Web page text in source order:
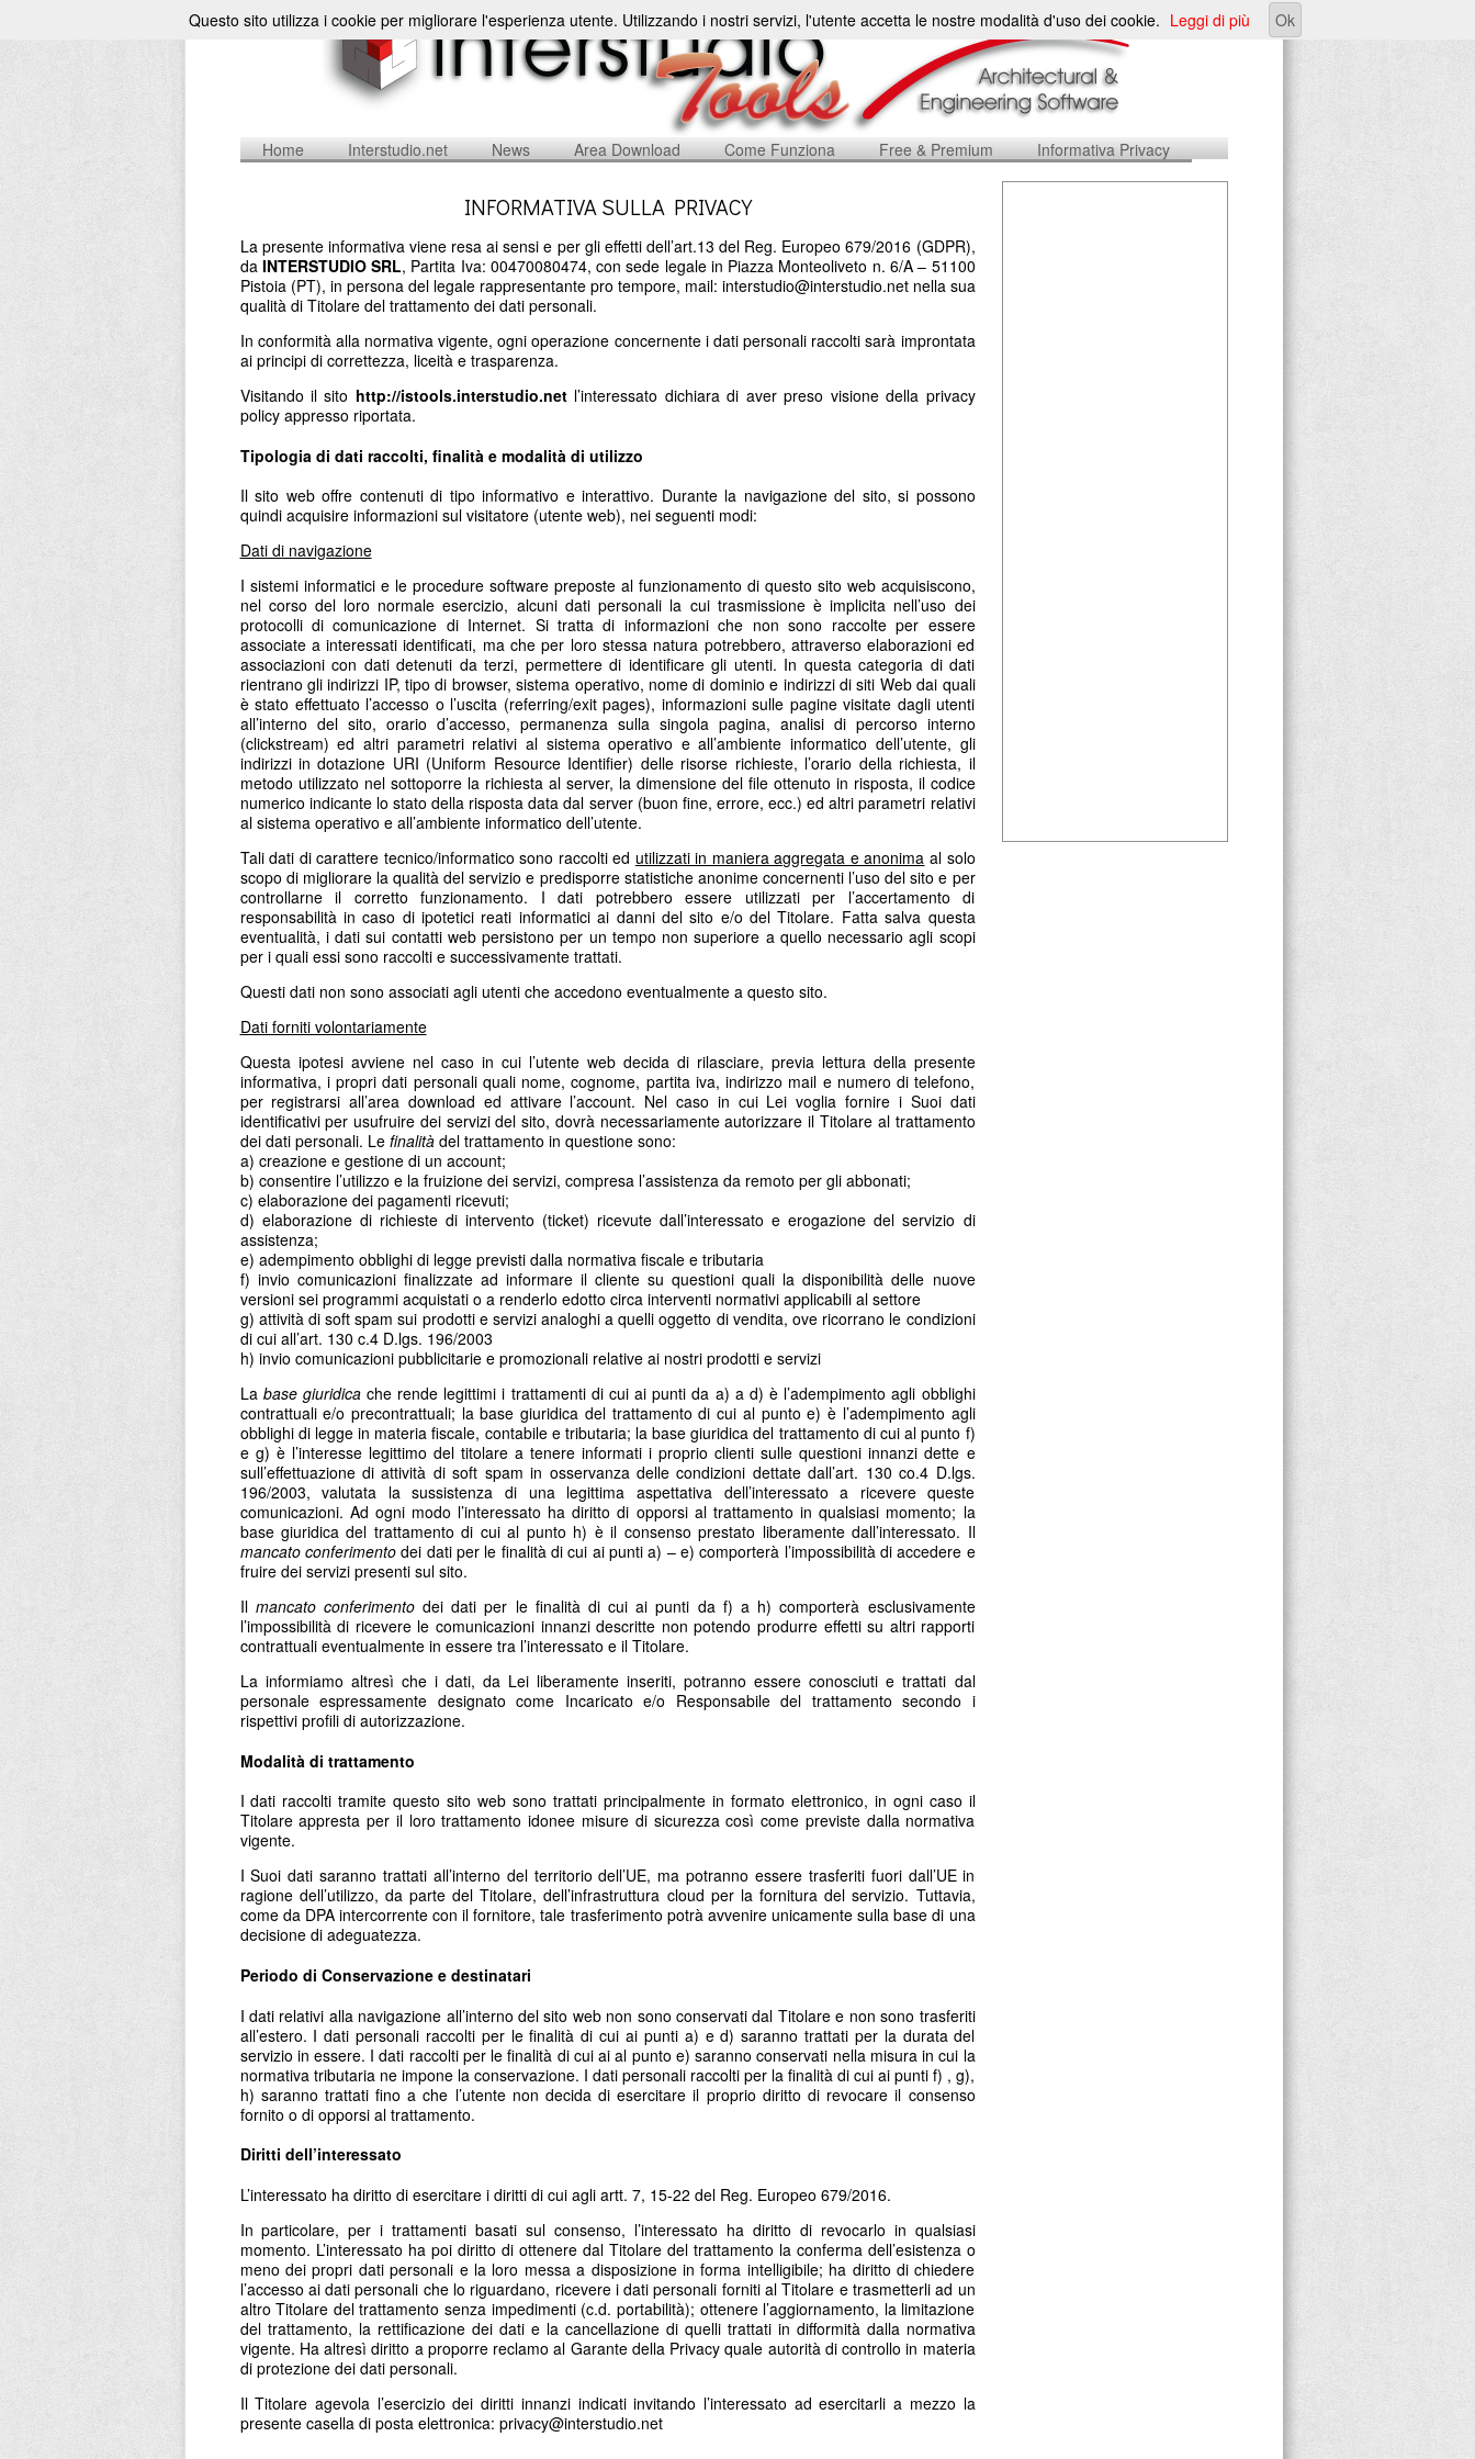
Home Interstudio.net News Area Download Come Funziona Free & Premium Informativa Privacy
INFORMATIVA SULLA PRIVACY
La presente informativa viene resa ai sensi e per gli effetti dell’art.13 del Reg. Europeo 679/2016 (GDPR),
da INTERSTUDIO SRL, Partita Iva: 00470080474, con sede legale in Piazza Monteoliveto n. 6/A – 51100
Pistoia (PT), in persona del legale rappresentante pro tempore, mail: interstudio@interstudio.net nella sua
qualità di Titolare del trattamento dei dati personali.
In conformità alla normativa vigente, ogni operazione concernente i dati personali raccolti sarà improntata
ai principi di correttezza, liceità e trasparenza.
Visitando il sito http://istools.interstudio.netl’interessato dichiara di aver preso visione della privacy
policy appresso riportata.
Tipologia di dati raccolti, finalità e modalità di utilizzo
Il sito web offre contenuti di tipo informativo e interattivo. Durante la navigazione del sito, si possono
quindi acquisire informazioni sul visitatore (utente web), nei seguenti modi:
Dati di navigazione
I sistemi informatici e le procedure software preposte al funzionamento di questo sito web acquisiscono,
nel corso del loro normale esercizio, alcuni dati personali la cui trasmissione è implicita nell’uso dei
protocolli di comunicazione di Internet. Si tratta di informazioni che non sono raccolte per essere
associate a interessati identificati, ma che per loro stessa natura potrebbero, attraverso elaborazioni ed
associazioni con dati detenuti da terzi, permettere di identificare gli utenti. In questa categoria di dati
rientrano gli indirizzi IP, tipo di browser, sistema operativo, nome di dominio e indirizzi di siti Web dai quali
è stato effettuato l’accesso o l’uscita (referring/exit pages), informazioni sulle pagine visitate dagli utenti
all’interno del sito, orario d’accesso, permanenza sulla singola pagina, analisi di percorso interno
(clickstream) ed altri parametri relativi al sistema operativo e all’ambiente informatico dell’utente, gli
indirizzi in dotazione URI (Uniform Resource Identifier) delle risorse richieste, l’orario della richiesta, il
metodo utilizzato nel sottoporre la richiesta al server, la dimensione del file ottenuto in risposta, il codice
numerico indicante lo stato della risposta data dal server (buon fine, errore, ecc.) ed altri parametri relativi
al sistema operativo e all’ambiente informatico dell’utente.
Tali dati di carattere tecnico/informatico sono raccolti ed utilizzati in maniera aggregata e anonima al solo
scopo di migliorare la qualità del servizio e predisporre statistiche anonime concernenti l’uso del sito e per
controllarne il corretto funzionamento. I dati potrebbero essere utilizzati per l’accertamento di
responsabilità in caso di ipotetici reati informatici ai danni del sito e/o del Titolare. Fatta salva questa
eventualità, i dati sui contatti web persistono per un tempo non superiore a quello necessario agli scopi
per i quali essi sono raccolti e successivamente trattati.
Questi dati non sono associati agli utenti che accedono eventualmente a questo sito.
Dati forniti volontariamente
Questa ipotesi avviene nel caso in cui l’utente web decida di rilasciare, previa lettura della presente
informativa, i propri dati personali quali nome, cognome, partita iva, indirizzo mail e numero di telefono,
per registrarsi all’area download ed attivare l’account. Nel caso in cui Lei voglia fornire i Suoi dati
identificativi per usufruire dei servizi del sito, dovrà necessariamente autorizzare il Titolare al trattamento
dei dati personali. Le finalitàdel trattamento in questione sono:
a) creazione e gestione di un account;
b) consentire l’utilizzo e la fruizione dei servizi, compresa l’assistenza da remoto per gli abbonati;
c) elaborazione dei pagamenti ricevuti;
d) elaborazione di richieste di intervento (ticket) ricevute dall’interessato e erogazione del servizio di
assistenza;
e) adempimento obblighi di legge previsti dalla normativa fiscale e tributaria
f) invio comunicazioni finalizzate ad informare il cliente su questioni quali la disponibilità delle nuove
versioni sei programmi acquistati o a renderlo edotto circa interventi normativi applicabili al settore
g) attività di soft spam sui prodotti e servizi analoghi a quelli oggetto di vendita, ove ricorrano le condizioni
di cui all’art. 130 c.4 D.lgs. 196/2003
h) invio comunicazioni pubblicitarie e promozionali relative ai nostri prodotti e servizi
La base giuridicache rende legittimi i trattamenti di cui ai punti da a) a d) è l’adempimento agli obblighi
contrattuali e/o precontrattuali; la base giuridica del trattamento di cui al punto e) è l’adempimento agli
obblighi di legge in materia fiscale, contabile e tributaria; la base giuridica del trattamento di cui al punto f)
e g) è l’interesse legittimo del titolare a tenere informati i proprio clienti sulle questioni innanzi dette e
sull’effettuazione di attività di soft spam in osservanza delle condizioni dettate dall’art. 130 co.4 D.lgs.
196/2003, valutata la sussistenza di una legittima aspettativa dell’interessato a ricevere queste
comunicazioni. Ad ogni modo l’interessato ha diritto di opporsi al trattamento in qualsiasi momento; la
base giuridica del trattamento di cui al punto h) è il consenso prestato liberamente dall’interessato. Il
mancato conferimentodei dati per le finalità di cui ai punti a) – e) comporterà l’impossibilità di accedere e
fruire dei servizi presenti sul sito.
Il mancato conferimentodei dati per le finalità di cui ai punti da f) a h) comporterà esclusivamente
l’impossibilità di ricevere le comunicazioni innanzi descritte non potendo produrre effetti su altri rapporti
contrattuali eventualmente in essere tra l’interessato e il Titolare.
La informiamo altresì che i dati, da Lei liberamente inseriti, potranno essere conosciuti e trattati dal
personale espressamente designato come Incaricato e/o Responsabile del trattamento secondo i
rispettivi profili di autorizzazione.
Modalità di trattamento
I dati raccolti tramite questo sito web sono trattati principalmente in formato elettronico, in ogni caso il
Titolare appresta per il loro trattamento idonee misure di sicurezza così come previste dalla normativa
vigente.
I Suoi dati saranno trattati all’interno del territorio dell’UE, ma potranno essere trasferiti fuori dall’UE in
ragione dell’utilizzo, da parte del Titolare, dell’infrastruttura cloud per la fornitura del servizio. Tuttavia,
come da DPA intercorrente con il fornitore, tale trasferimento potrà avvenire unicamente sulla base di una
decisione di adeguatezza.
Periodo di Conservazione e destinatari
I dati relativi alla navigazione all’interno del sito web non sono conservati dal Titolare e non sono trasferiti
all’estero. I dati personali raccolti per le finalità di cui ai punti a) e d) saranno trattati per la durata del
servizio in essere. I dati raccolti per le finalità di cui ai al punto e) saranno conservati nella misura in cui la
normativa tributaria ne impone la conservazione. I dati personali raccolti per la finalità di cui ai punti f) , g),
h) saranno trattati fino a che l’utente non decida di esercitare il proprio diritto di revocare il consenso
fornito o di opporsi al trattamento.
Diritti dell’interessato
L’interessato ha diritto di esercitare i diritti di cui agli artt. 7, 15-22 del Reg. Europeo 679/2016.
In particolare, per i trattamenti basati sul consenso, l’interessato ha diritto di revocarlo in qualsiasi
momento. L’interessato ha poi diritto di ottenere dal Titolare del trattamento la conferma dell’esistenza o
meno dei propri dati personali e la loro messa a disposizione in forma intelligibile; ha diritto di chiedere
l’accesso ai dati personali che lo riguardano, ricevere i dati personali forniti al Titolare e trasmetterli ad un
altro Titolare del trattamento senza impedimenti (c.d. portabilità); ottenere l’aggiornamento, la limitazione
del trattamento, la rettificazione dei dati e la cancellazione di quelli trattati in difformità dalla normativa
vigente. Ha altresì diritto a proporre reclamo al Garante della Privacy quale autorità di controllo in materia
di protezione dei dati personali.
Il Titolare agevola l’esercizio dei diritti innanzi indicati invitando l’interessato ad esercitarli a mezzo la
presente casella di posta elettronica: privacy@interstudio.net
Questo sito utilizza i cookie per migliorare l'esperienza utente. Utilizzando i nostri servizi, l'utente accetta le nostre modalità d'uso dei cookie. Leggi di più Ok